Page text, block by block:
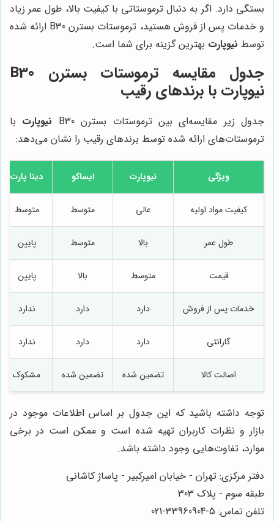
بستگی دارد. اگر به دنبال ترموستاتی با کیفیت بالا، طول عمر زیاد
و خدمات پس از فروش هستید، ترموستات بسترن B30 ارائه شده
توسط نیوپارت بهترین گزینه برای شما است.
جدول مقایسه ترموستات بسترن B30
نیوپارت با برندهای رقیب
جدول زیر مقایسه‌ای بین ترموستات بسترن B30 نیوپارت با
ترموستات‌های ارائه شده توسط برندهای رقیب را نشان می‌دهد:
ویژگی نیوپارت ایساکو دینا پارت
کیفیت مواد اولیه عالی متوسط متوسط
طول عمر بالا متوسط پایین
قیمت متوسط بالا پایین
خدمات پس از فروش دارد دارد ندارد
گارانتی دارد دارد ندارد
اصالت کالا تضمین شده تضمین شده مشکوک
توجه داشته باشید که این جدول بر اساس اطلاعات موجود در
بازار و نظرات کاربران تهیه شده است و ممکن است در برخی
موارد، تفاوت‌هایی وجود داشته باشد.
دفتر مرکزی: تهران - خیابان امیرکبیر - پاساژ کاشانی
طبقه سوم - پلاک 303
تلفن تماس: 5-33960904-021